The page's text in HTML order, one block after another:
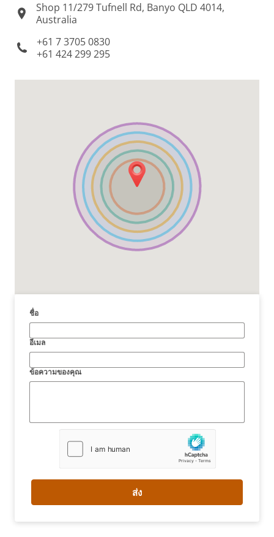
Shop 11/279 Tufnell Rd, Banyo QLD 4014,
Australia
+61 7 3705 0830
+61 424 299 295
ชื่อ
อีเมล
ข้อความของคุณ
ส่ง